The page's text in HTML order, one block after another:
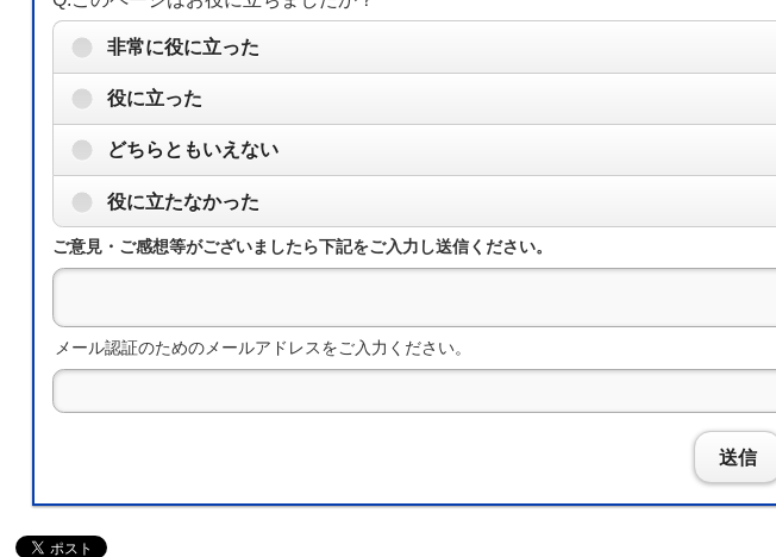
非常に役に立った
役に立った
どちらともいえない
役に立たなかった
ご意見・ご感想等がございましたら下記をご入力し送信ください。
メール認証のためのメールアドレスをご入力ください。
送信